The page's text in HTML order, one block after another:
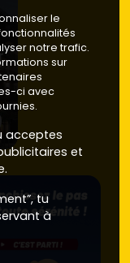
le
notre trafic.
sur
ci avec
acceptes
et
tu
à